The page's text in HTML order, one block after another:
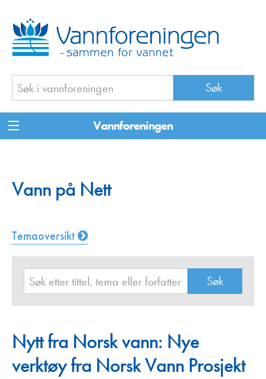
Vannforeningen
Vann på Nett
Temaoversikt
Nytt fra Norsk vann: Nye
verktøy fra Norsk Vann Prosjekt